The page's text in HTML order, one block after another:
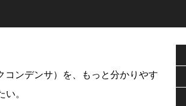
ンデンサ）を、もっと分かりやす
。